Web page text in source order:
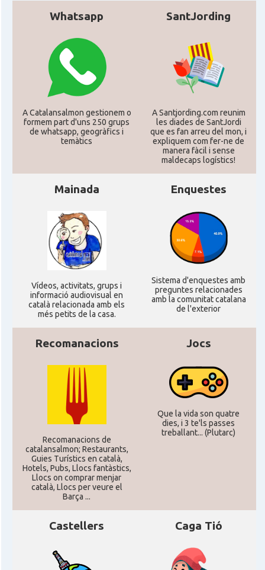
CAMON CATALANS A MANCHESTER
CAMON Catalans a MILTON KEYNES
CAMON Catalans a Newcastle upon Tyne
CAMON Catalans a NOTTINGHAM
Catalans a OXFORD, UK, Anglaterra
CAMON Catalans a Portsmouth
CAMON Catalans a READING
CAMON Catalans a RUGBY
CAMON Catalans a SHEFFIELD
CAMON Catalans a WIGHT
CAMON Catalans a YORK
Casal
Casal
Delegació del Govern al Regne Unit i
Whatsapp
A Catalansalmon gestionem o
formem part d'uns 250 grups
de whatsapp, geogràfics i
temàtics
SantJording
A Santjording.com reunim
les diades de SantJordi
que es fan arreu del mon, i
expliquem com fer-ne de
manera fàcil i sense
maldecaps logí­stics!
Mainada
Ví­deos, activitats, grups i
informació audiovisual en
català relacionada amb els
més petits de la casa.
Enquestes
Sistema d'enquestes amb
preguntes relacionades
amb la comunitat catalana
de l'exterior
Recomanacions
Recomanacions de
catalansalmon; Restaurants,
Guies Turístics en català,
Hotels, Pubs, Llocs fantàstics,
Llocs on comprar menjar
català, Llocs per veure el
Barça ...
Jocs
Que la vida son quatre
dies, i 3 te'ls passes
treballant... (Plutarc)
Castellers Caga Tió